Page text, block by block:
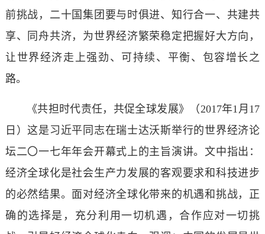
前挑战，二十国集团要与时俱进、知行合一、共建共
享、同舟共济，为世界经济繁荣稳定把握好大方向，
让世界经济走上强劲、可持续、平衡、包容增长之
路。
《共担时代责任，共促全球发展》（2017年1月17
日）这是习近平同志在瑞士达沃斯举行的世界经济论
坛二〇一七年年会开幕式上的主旨演讲。文中指出：
经济全球化是社会生产力发展的客观要求和科技进步
的必然结果。面对经济全球化带来的机遇和挑战，正
确的选择是，充分利用一切机遇，合作应对一切挑